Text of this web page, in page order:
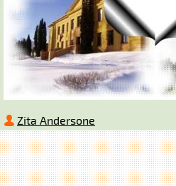
Zita Andersone